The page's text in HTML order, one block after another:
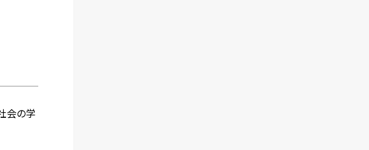
会の学